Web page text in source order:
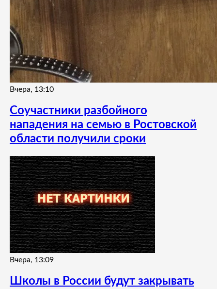
Вчера, 13:10
Соучастники разбойного
нападения на семью в Ростовской
области получили сроки
Вчера, 13:09
Школы в России будут закрывать